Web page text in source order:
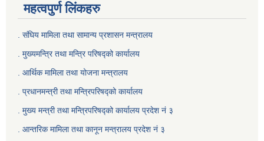
महत्वपुर्ण लिंकहरु
. संघिय मामिला तथा सामान्य प्रशासन मन्त्रालय
. मुख्यमन्त्रि तथा मन्त्रि परिषद्को कार्यालय
. आर्थिक मामिला तथा योजना मन्त्रालय
. प्रधानमन्त्री तथा मन्त्रिपरिषद्को कार्यालय
मुख्य मन्त्री तथा मन्त्रिपरिषद्को कार्यालय प्रदेश नं ३
आन्तरिक मामिला तथा कानून मन्त्रालय प्रदेश नं ३